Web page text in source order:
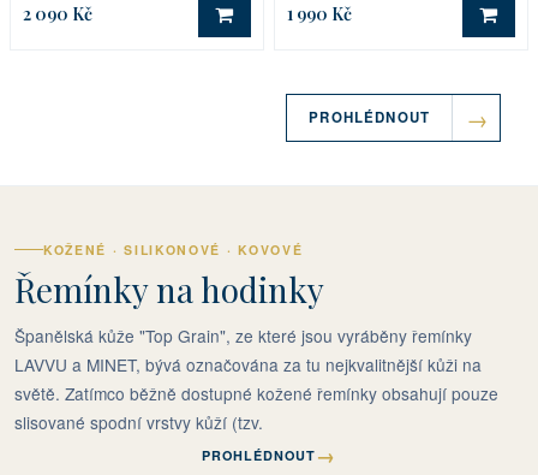
2 090 Kč DO KOŠÍKU
1 990 Kč DO
PROHLÉDNOUT
KOŽENÉ · SILIKONOVÉ · KOVOVÉ
Řemínky na hodinky
Španělská kůže "Top Grain", ze které jsou vyráběny řemínky
LAVVU a MINET, bývá označována za tu nejkvalitnější kůži na
světě. Zatímco běžně dostupné kožené řemínky obsahují pouze
slisované spodní vrstvy kůží (tzv.
PROHLÉDNOUT →